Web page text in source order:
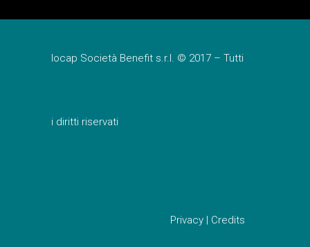
Iocap Società Benefit s.r.l. © 2017 – Tutti
i diritti riservati
Privacy | Credits